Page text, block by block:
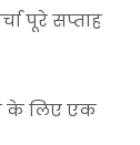
पूरे सप्ताह
के लिए एक